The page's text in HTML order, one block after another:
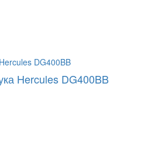
Hercules DG400BB